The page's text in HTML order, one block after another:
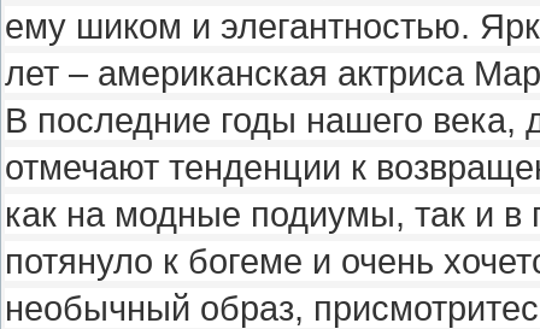
ему шиком и элегантностью.
лет – американская актриса
В последние годы нашего
отмечают тенденции к
как на модные подиумы, так и в
потянуло к богеме и очень
необычный образ,